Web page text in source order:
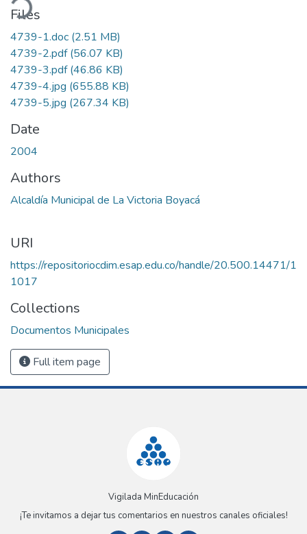
Files
4739-1.doc (2.51 MB)
4739-2.pdf(56.07 KB)
4739-3.pdf(46.86 KB)
4739-4.jpg (655.88 KB)
4739-5.jpg (267.34 KB)
Date
2004
Authors
Alcaldía Municipal de La Victoria Boyacá
URI
https://repositoriocdim.esap.edu.co/handle/20.500.14471/1
1017
Collections
Documentos Municipales
Full item page
Vigilada MinEducación
¡Te invitamos a dejar tus comentarios en nuestros canales oficiales!